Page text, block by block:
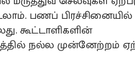
பணப் பிரச்சினையில்
கூட்டாளிகளின்
நல்ல முன்னேற்றம்